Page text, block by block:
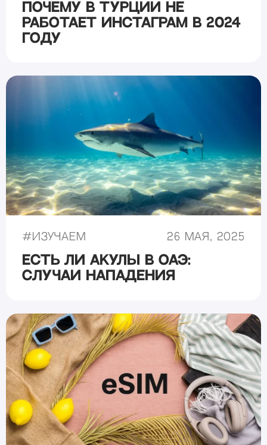
Почему в Турции не
работает Инстаграм в 2024
году
#Изучаем 26 мая, 2025
Есть ли акулы в ОАЭ:
случаи нападения